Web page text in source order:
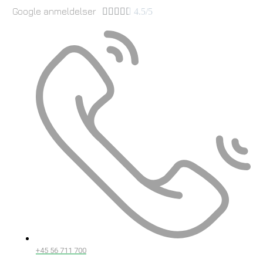
Google anmeldelser      4.5/5
+45 56 711 700